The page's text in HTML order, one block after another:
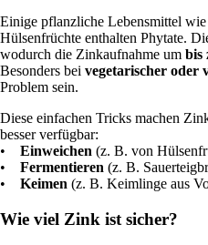
Einige pflanzliche Lebensmittel
Hülsenfrüchte enthalten Phytate.
wodurch die Zinkaufnahme um bis
Besonders bei vegetarischer oder
Problem sein.
Diese einfachen Tricks machen
besser verfügbar:
• Einweichen (z. B. von
• Fermentieren (z. B.
• Keimen (z. B. Keimlinge aus
Wie viel Zink ist sicher?